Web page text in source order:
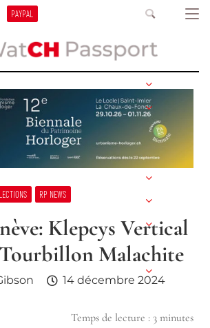
PAYPAL
RP NEWS
Klepcys Vertical
Malachite
14 décembre 2024
Temps de lecture : 3 minutes